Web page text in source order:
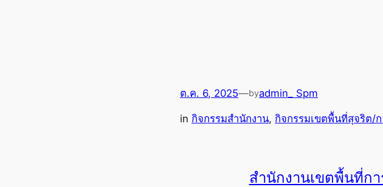
ต.ค. 6, 2025—byadmin_ Spm
in กิจกรรมสำนักงาน, กิจกรรมเขตพื้นที่สุจริต/
สำนักงานเขตพื้นที่ก